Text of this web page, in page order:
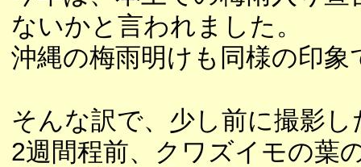
ないかと言われました。
沖縄の梅雨明けも同様の印象
そんな訳で、少し前に撮影
2週間程前、クワズイモの葉